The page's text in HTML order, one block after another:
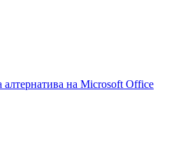
на Microsoft Office